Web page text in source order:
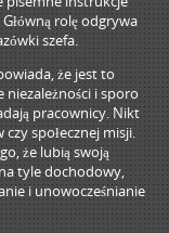
rolę odgrywa
szefa.
że jest to
niezależności i sporo
pracownicy. Nikt
społecznej misji.
że lubią swoją
tyle dochodowy,
i unowocześnianie